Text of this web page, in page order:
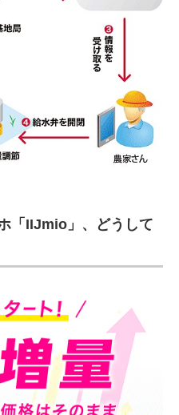
「IIJmio」、どうして